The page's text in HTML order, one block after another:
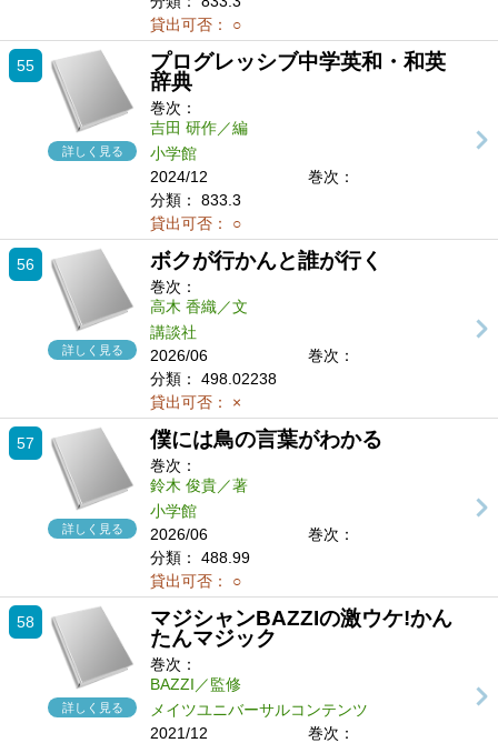
貸出可否：
○
55
詳しく見る
プログレッシブ中学英和・和英
辞典
巻次：
吉田 研作／編
小学館
2024/12
巻次：
分類：
833.3
貸出可否：
○
56
詳しく見る
ボクが行かんと誰が行く
巻次：
高木 香織／文
講談社
2026/06
巻次：
分類：
498.02238
貸出可否：
×
57
詳しく見る
僕には鳥の言葉がわかる
巻次：
鈴木 俊貴／著
小学館
2026/06
巻次：
分類：
488.99
貸出可否：
○
58
詳しく見る
マジシャンBAZZIの激ウケ!かん
たんマジック
巻次：
BAZZI／監修
メイツユニバーサルコンテンツ
2021/12
巻次：